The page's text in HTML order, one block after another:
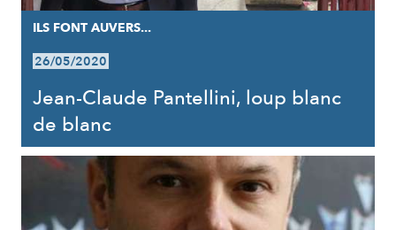
ILS FONT AUVERS...
26/05/2020
Jean-Claude Pantellini, loup blanc
de blanc